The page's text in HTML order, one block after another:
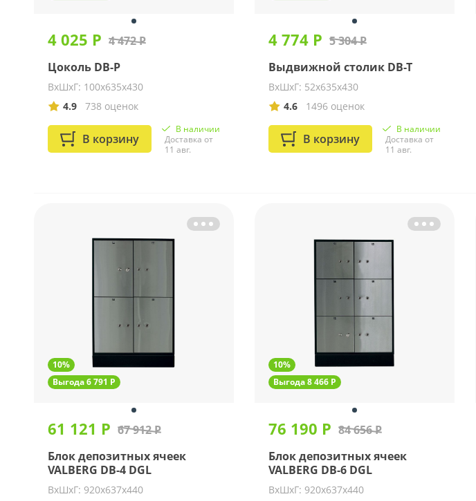
4 025 Р 4 472 Р
Цоколь DB-P
ВхШхГ: 100х635х430
4.9
738 оценок
В корзину
В наличии
Доставка от
11 авг.
4 774 Р 5 304 Р
Выдвижной столик DB-T
ВхШхГ: 52х635х430
4.6
1496 оценок
В корзину
В наличии
Доставка от
11 авг.
10%
Выгода 6 791 Р
61 121 Р 67 912 Р
Блок депозитных ячеек
VALBERG DB-4 DGL
ВхШхГ: 920х637х440
10%
Выгода 8 466 Р
76 190 Р 84 656 Р
Блок депозитных ячеек
VALBERG DB-6 DGL
ВхШхГ: 920х637х440